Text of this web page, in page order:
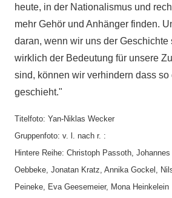
heute, in der Nationalismus und
mehr Gehör und Anhänger finden.
daran, wenn wir uns der Geschichte
wirklich der Bedeutung für unsere
sind, können wir verhindern dass
geschieht."
Titelfoto: Yan-Niklas Wecker
Gruppenfoto: v. l. nach r. :
Hintere Reihe: Christoph Passoth,
Oebbeke, Jonatan Kratz, Annika Gockel,
Peineke, Eva Geesemeier, Mona Heinkelein